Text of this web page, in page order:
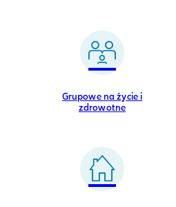
Grupowe na życie i
zdrowotne